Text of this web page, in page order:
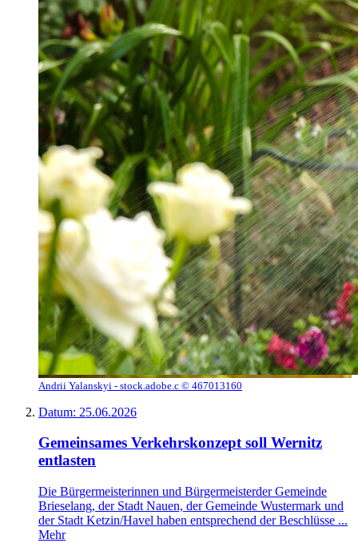
Andrii Yalanskyi - stock.adobe.c © 467013160
Datum: 25.06.2026
Gemeinsames Verkehrskonzept soll Wernitz
entlasten
Die Bürgermeisterinnen und Bürgermeisterder Gemeinde
Brieselang, der Stadt Nauen, der Gemeinde Wustermark und
der Stadt Ketzin/Havel haben entsprechend der Beschlüsse ...
Mehr